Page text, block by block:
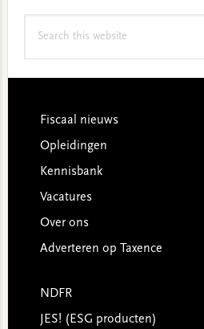
Footer
Fiscaal nieuws
Opleidingen
Kennisbank
Vacatures
Over ons
Adverteren op Taxence
NDFR
JES! (ESG producten)